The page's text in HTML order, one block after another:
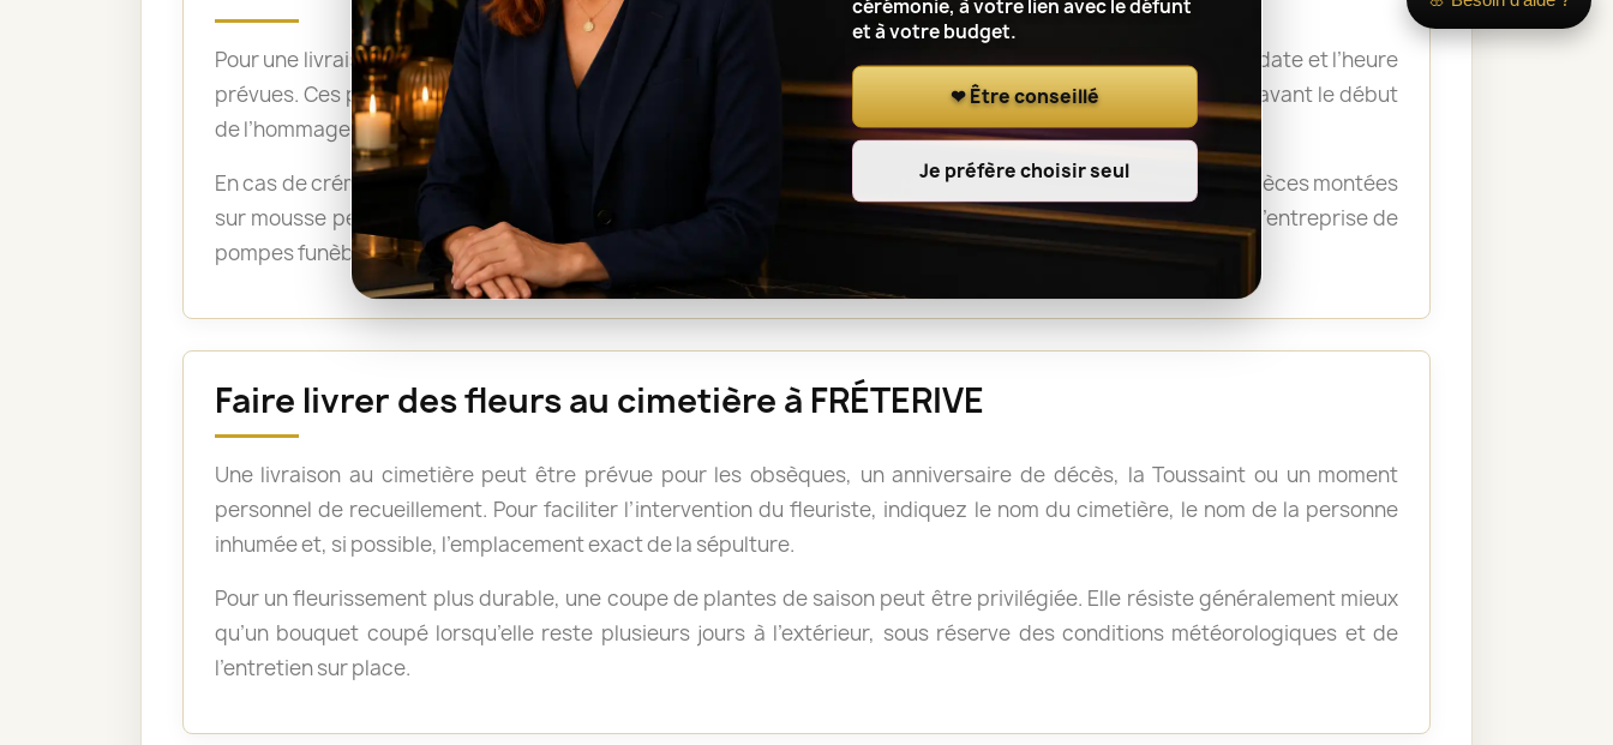
Pour une livraison directement sur le lieu de cérémonie, renseignez l’adresse complète, le nom du défunt, la date et l’heure
prévues. Ces précisions permettent à l’artisan fleuriste de notre réseau de coordonner la remise des fleurs avant le début
de l’hommage.
En cas de crémation, un bouquet ou une gerbe est souvent facile à déplacer après la cérémonie. Certaines pièces montées
sur mousse peuvent être acceptées, mais il reste prudent de vérifier les consignes du crématorium ou de l’entreprise de
pompes funèbres lorsque les fleurs doivent accompagner le cercueil.
Faire livrer des fleurs au cimetière à FRÉTERIVE
Une livraison au cimetière peut être prévue pour les obsèques, un anniversaire de décès, la Toussaint ou un moment
personnel de recueillement. Pour faciliter l’intervention du fleuriste, indiquez le nom du cimetière, le nom de la personne
inhumée et, si possible, l’emplacement exact de la sépulture.
Pour un fleurissement plus durable, une coupe de plantes de saison peut être privilégiée. Elle résiste généralement mieux
qu’un bouquet coupé lorsqu’elle reste plusieurs jours à l’extérieur, sous réserve des conditions météorologiques et de
l’entretien sur place.
cérémonie, à votre lien avec le défunt
et à votre budget.
❤ Être conseillé
Je préfère choisir seul